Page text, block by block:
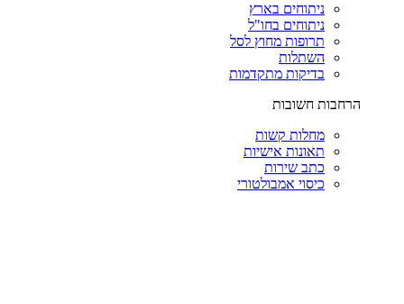
ניתוחים בארץ
ניתוחים בחו"ל
תרופות מחוץ לסל
השתלות
בדיקות מתקדמות
הרחבות חשובות
מחלות קשות
תאונות אישיות
כתב שירות
כיסוי אמבולטורי